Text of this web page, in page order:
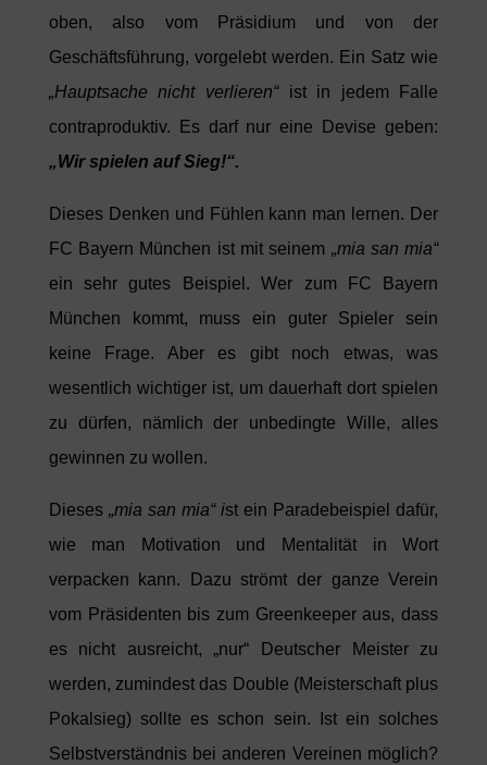
oben, also vom Präsidium und von der
Geschäftsführung, vorgelebt werden. Ein Satz wie
„Hauptsache nicht verlieren“ist in jedem Falle
contraproduktiv. Es darf nur eine Devise geben:
„Wir spielen auf Sieg!“.
Dieses Denken und Fühlen kann man lernen. Der
FC Bayern München ist mit seinem „mia san mia“
ein sehr gutes Beispiel. Wer zum FC Bayern
München kommt, muss ein guter Spieler sein
keine Frage. Aber es gibt noch etwas, was
wesentlich wichtiger ist, um dauerhaft dort spielen
zu dürfen, nämlich der unbedingte Wille, alles
gewinnen zu wollen.
Dieses„mia san mia“ ist ein Paradebeispiel dafür,
wie man Motivation und Mentalität in Wort
verpacken kann. Dazu strömt der ganze Verein
vom Präsidenten bis zum Greenkeeper aus, dass
es nicht ausreicht, „nur“ Deutscher Meister zu
werden, zumindest das Double (Meisterschaft plus
Pokalsieg) sollte es schon sein. Ist ein solches
Selbstverständnis bei anderen Vereinen möglich?